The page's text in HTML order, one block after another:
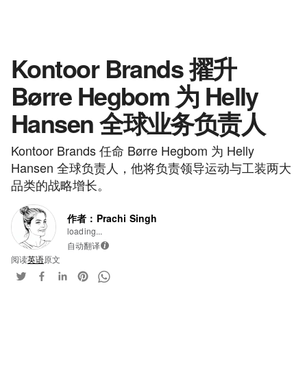
Kontoor Brands 擢升
Børre Hegbom 为 Helly
Hansen 全球业务负责人
Kontoor Brands 任命 Børre Hegbom 为 Helly
Hansen 全球负责人，他将负责领导运动与工装两大
品类的战略增长。
作者：Prachi Singh
loading...
自动翻译 i
阅读英语原文